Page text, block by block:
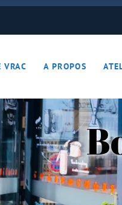
VRAC
– Bières – Apérotime
– Graines – Fruits secs
A PROPOS
ON
(Paniers)
ON